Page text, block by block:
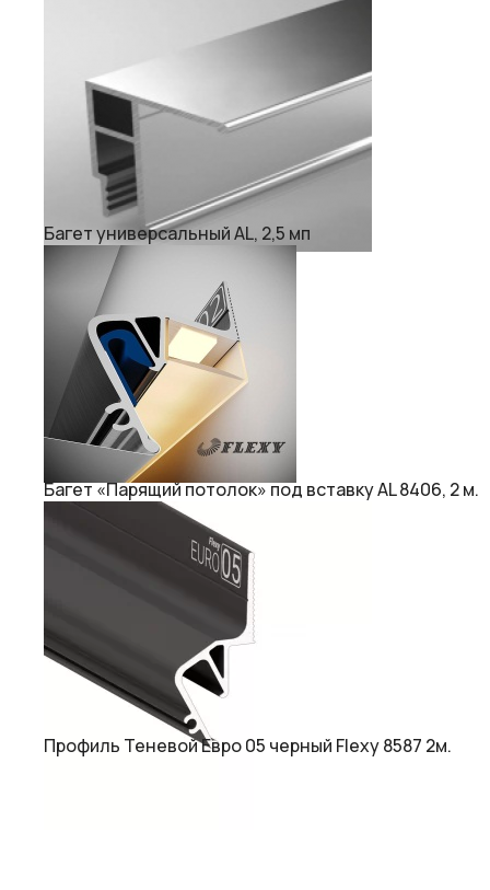
Багет универсальный AL, 2,5 мп
Багет «Парящий потолок» под вставку AL 8406, 2 м.
Профиль Теневой Евро 05 черный Flexy 8587 2м.